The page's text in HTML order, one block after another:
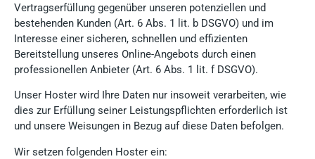
Vertragserfüllung gegenüber unseren potenziellen und
bestehenden Kunden (Art. 6 Abs. 1 lit. b DSGVO) und im
Interesse einer sicheren, schnellen und effizienten
Bereitstellung unseres Online-Angebots durch einen
professionellen Anbieter (Art. 6 Abs. 1 lit. f DSGVO).
Unser Hoster wird Ihre Daten nur insoweit verarbeiten, wie
dies zur Erfüllung seiner Leistungspflichten erforderlich ist
und unsere Weisungen in Bezug auf diese Daten befolgen.
Wir setzen folgenden Hoster ein: